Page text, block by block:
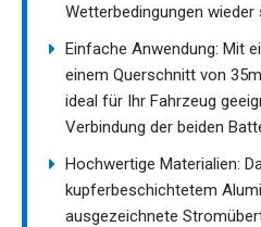
Wetterbedingungen wieder
Einfache Anwendung: Mit
einem Querschnitt von
ideal für Ihr Fahrzeug
Verbindung der beiden
Hochwertige Materialien:
kupferbeschichtetem
ausgezeichnete